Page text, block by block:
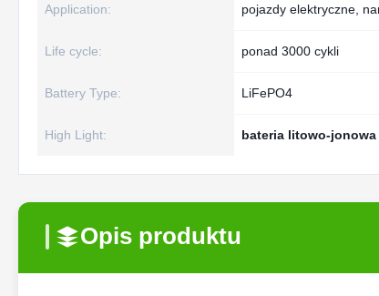
Application: pojazdy elektryczne,
Life cycle: ponad 3000 cykli
Battery Type: LiFePO4
High Light: bateria litowo-
Opis produktu